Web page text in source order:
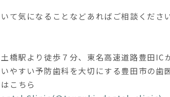
て気になることなどあればご相談くださ
橋駅より徒歩７分、東名高速道路豊田IC
やすい予防歯科を大切にする豊田市の歯
こちら